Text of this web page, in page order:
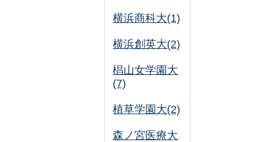
横浜商科大(1)
横浜創英大(2)
椙山女学園大
(7)
植草学園大(2)
森ノ宮医療大